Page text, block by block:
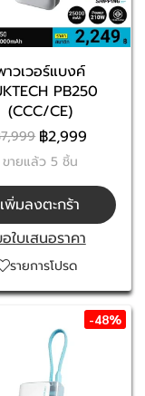
วเวอร์แบงค์
PB250
(CCC/CE)
฿2,999
ขายแล้ว 5 ชิ้น
เพิ่มลงตะกร้า
ใบเสนอราคา
รายการโปรด
-48%